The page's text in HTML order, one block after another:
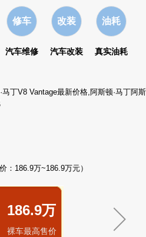
修车
汽车维修
改装
汽车改装
油耗
真实油耗
马丁V8 Vantage最新价格,阿斯顿·马丁阿斯
：186.9万~186.9万元）
186.9万
裸车最高售价